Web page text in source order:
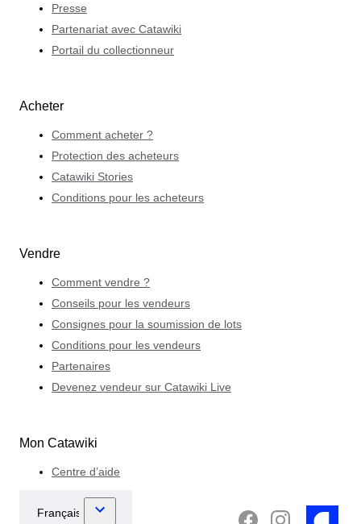
Presse
Partenariat avec Catawiki
Portail du collectionneur
Acheter
Comment acheter ?
Protection des acheteurs
Catawiki Stories
Conditions pour les acheteurs
Vendre
Comment vendre ?
Conseils pour les vendeurs
Consignes pour la soumission de lots
Conditions pour les vendeurs
Partenaires
Devenez vendeur sur Catawiki Live
Mon Catawiki
Centre d’aide